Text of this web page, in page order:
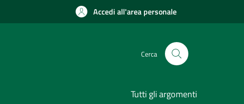
Accedi all'area personale
Cerca
Tutti gli argomenti